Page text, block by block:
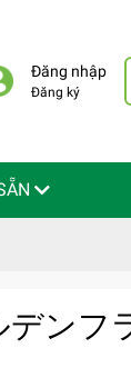
Đăng nhập
Đăng ký
デンフ